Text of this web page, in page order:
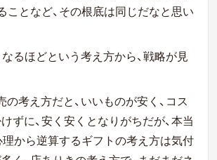
ことなど、その根底は同じだなと思い
なるほどという考え方から、戦略が見
の考え方だと、いいものが安く、コス
ずに、安く安くとなりがちだが、本当
理から逆算するギフトの考え方は気付